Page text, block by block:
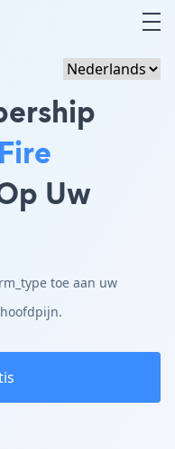
Uw
toe aan uw